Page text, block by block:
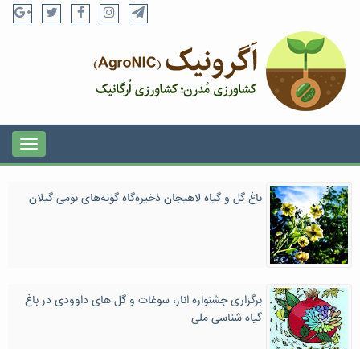
باغ گل و گیاه لاهیجان ذخیره‌گاه گونه‌های بومی گیلان
برگزاری جشنواره انار، سوغات و گل های داوودی در باغ
گیاه شناسی ملی